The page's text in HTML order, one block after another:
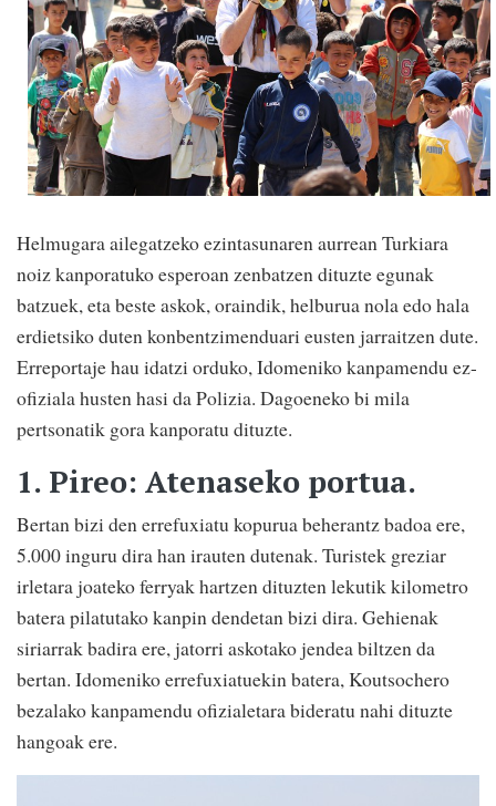
Helmugara ailegatzeko ezintasunaren aurrean Turkiara
noiz kanporatuko esperoan zenbatzen dituzte egunak
batzuek, eta beste askok, oraindik, helburua nola edo hala
erdietsiko duten konbentzimenduari eusten jarraitzen dute.
Erreportaje hau idatzi orduko, Idomeniko kanpamendu ez-
ofiziala husten hasi da Polizia. Dagoeneko bi mila
pertsonatik gora kanporatu dituzte.
1. Pireo: Atenaseko portua.
Bertan bizi den errefuxiatu kopurua beherantz badoa ere,
5.000 inguru dira han irauten dutenak. Turistek greziar
irletara joateko ferryak hartzen dituzten lekutik kilometro
batera pilatutako kanpin dendetan bizi dira. Gehienak
siriarrak badira ere, jatorri askotako jendea biltzen da
bertan. Idomeniko errefuxiatuekin batera, Koutsochero
bezalako kanpamendu ofizialetara bideratu nahi dituzte
hangoak ere.